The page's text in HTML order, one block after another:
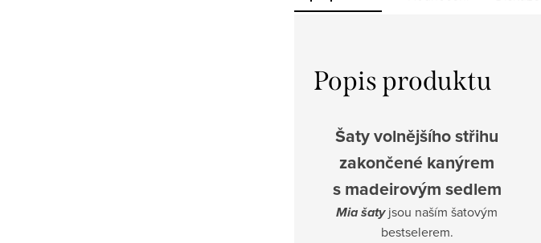
Popis produktu
Šaty volnějšího střihu
zakončené kanýrem
s madeirovým sedlem
Mia šatyjsou naším šatovým
bestselerem.